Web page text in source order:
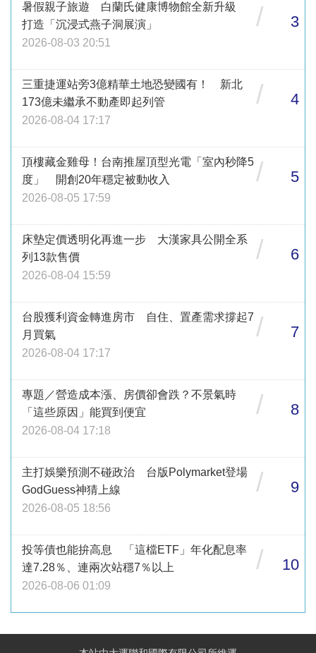
暑假親子旅遊 白蘭氏健康博物館全新升級
打造「沉浸式燕子洞展演」
2026-08-03 20:51
/ 3
三重捷運站旁3億精華土地恐變國有！ 新北
173億未繼承不動產即起列管
2026-08-04 17:17
/ 4
頂樓藏金雞母！台南推屋頂型光電「室內秒降5
度」 開創20年穩定被動收入
2026-08-05 17:59
/ 5
床墊定價透明化再進一步 大漢家具公開全系
列13款售價
2026-08-04 15:59
/ 6
台股獲利資金轉進房市 自住、置產需求撐起7
月買氣
2026-08-04 17:17
/ 7
專題／營造成本漲、房價卻會跌？不景氣時
「這些原因」能買到便宜
2026-08-04 17:18
/ 8
主打娛樂預測不碰政治 台版Polymarket登場
GodGuess神猜上線
2026-08-05 18:56
/ 9
投等債也能拚高息 「這檔ETF」年化配息率
達7.28％、連兩次站穩7％以上
2026-08-06 01:09
/ 10